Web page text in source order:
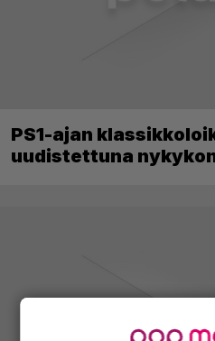
PS1-ajan
uudistettuna